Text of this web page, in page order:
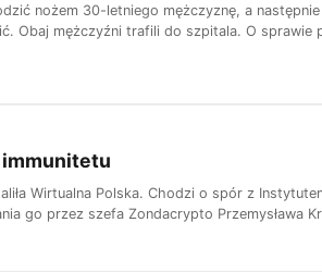
nożem 30-letniego mężczyznę, a
Obaj mężczyźni trafili do szpitala. O sprawie
immunitetu
Wirtualna Polska. Chodzi o spór z
go przez szefa Zondacrypto Przemysława